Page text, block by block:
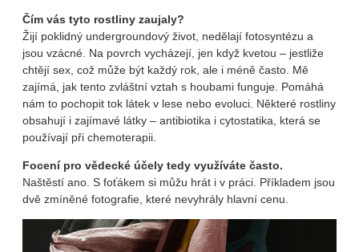
Čím vás tyto rostliny zaujaly?
Žijí poklidný undergroundový život, nedělají fotosyntézu a
jsou vzácné. Na povrch vycházejí, jen když kvetou – jestliže
chtějí sex, což může být každý rok, ale i méně často. Mě
zajímá, jak tento zvláštní vztah s houbami funguje. Pomáhá
nám to pochopit tok látek v lese nebo evoluci. Některé rostliny
obsahují i zajímavé látky – antibiotika i cytostatika, která se
používají při chemoterapii.
Focení pro vědecké účely tedy využíváte často.
Naštěstí ano. S foťákem si můžu hrát i v práci. Příkladem jsou
dvě zmíněné fotografie, které nevyhrály hlavní cenu.